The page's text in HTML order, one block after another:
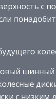
с
шинный
с низким